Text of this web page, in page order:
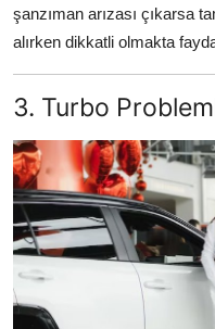
şanzıman arızası çıkarsa
alırken dikkatli olmakta
3. Turbo